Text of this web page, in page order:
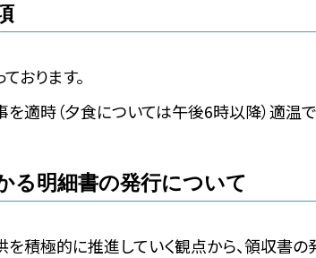
おります。
適時（夕食については午後6時以降）適温で
る明細書の発行について
積極的に推進していく観点から、領収書